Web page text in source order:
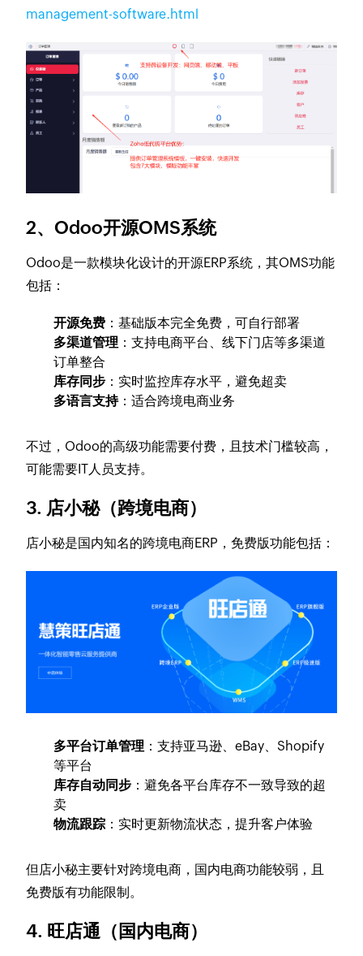
management-software.html
2、Odoo开源OMS系统
Odoo是一款模块化设计的开源ERP系统，其OMS功能
包括：
开源免费 ：基础版本完全免费，可自行部署
多渠道管理 ：支持电商平台、线下门店等多渠道
订单整合
库存同步 ：实时监控库存水平，避免超卖
多语言支持：适合跨境电商业务
不过，Odoo的高级功能需要付费，且技术门槛较高，
可能需要IT人员支持。
3. 店小秘（跨境电商）
店小秘是国内知名的跨境电商ERP，免费版功能包括：
多平台订单管理 ：支持亚马逊、eBay、Shopify
等平台
库存自动同步 ：避免各平台库存不一致导致的超
卖
物流跟踪 ：实时更新物流状态，提升客户体验
但店小秘主要针对跨境电商，国内电商功能较弱，且
免费版有功能限制。
4. 旺店通（国内电商）